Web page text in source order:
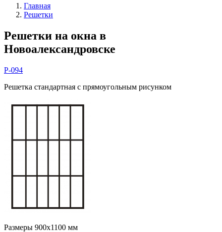
Главная
Решетки
Решетки на окна в
Новоалександровске
Р-094
Решетка стандартная с прямоугольным рисунком
Размеры 900x1100 мм